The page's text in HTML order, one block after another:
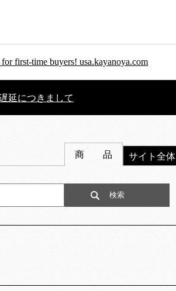
first-time buyers! usa.kayanoya.com
延につきまして
商 品 サイト全体